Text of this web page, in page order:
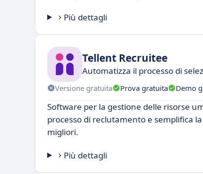
Più dettagli
Tellent Recruitee
Automatizza il processo di
Versione gratuita Prova gratuita Demo
Software per la gestione delle risorse
processo di reclutamento e semplifica
migliori.
Più dettagli